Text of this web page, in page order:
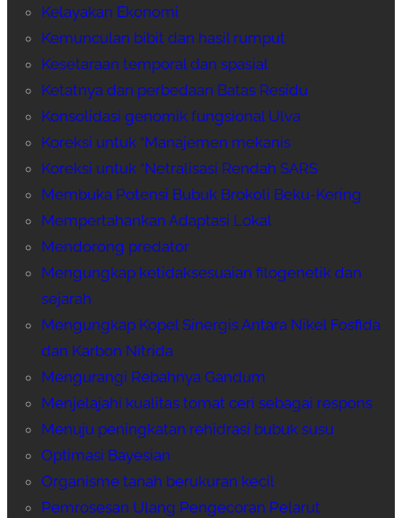
Kelayakan Ekonomi
Kemunculan bibit dan hasil rumput
Kesetaraan temporal dan spasial
Ketatnya dan perbedaan Batas Residu
Konsolidasi genomik fungsional Ulva
Koreksi untuk “Manajemen mekanis
Koreksi untuk “Netralisasi Rendah SARS
Membuka Potensi Bubuk Brokoli Beku-Kering
Mempertahankan Adaptasi Lokal
Mendorong predator
Mengungkap ketidaksesuaian filogenetik dan
sejarah
Mengungkap Kopel Sinergis Antara Nikel Fosfida
dan Karbon Nitrida
Mengurangi Rebahnya Gandum
Menjelajahi kualitas tomat ceri sebagai respons
Menuju peningkatan rehidrasi bubuk susu
Optimasi Bayesian
Organisme tanah berukuran kecil
Pemrosesan Ulang Pengecoran Pelarut